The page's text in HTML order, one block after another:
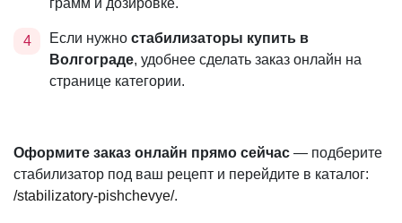
грамм и дозировке.
Если нужно стабилизаторы купить в
Волгограде, удобнее сделать заказ онлайн на
странице категории.
Оформите заказ онлайн прямо сейчас — подберите
стабилизатор под ваш рецепт и перейдите в каталог:
/stabilizatory-pishchevye/.